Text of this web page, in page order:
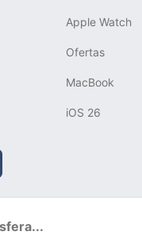
Apple Watch
Ofertas
MacBook
iOS 26